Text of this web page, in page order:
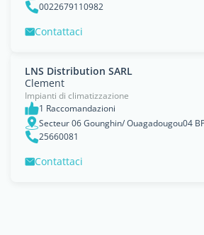
0022679110982
Contattaci
LNS Distribution SARL
Clement
Impianti di climatizzazione
1 Raccomandazioni
25660081
Contattaci